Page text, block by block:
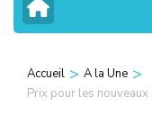
Accueil > A la Une >
Prix pour les nouveaux